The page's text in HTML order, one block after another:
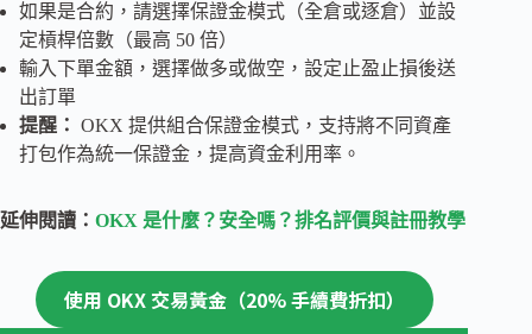
如果是合約，請選擇保證金模式（全倉或逐倉）並設
定槓桿倍數（最高 50 倍）
輸入下單金額，選擇做多或做空，設定止盈止損後送
出訂單
提醒： OKX 提供組合保證金模式，支持將不同資產
打包作為統一保證金，提高資金利用率。
延伸閱讀： OKX 是什麼？安全嗎？排名評價與註冊教學
使用 OKX 交易黃金（20% 手續費折扣）